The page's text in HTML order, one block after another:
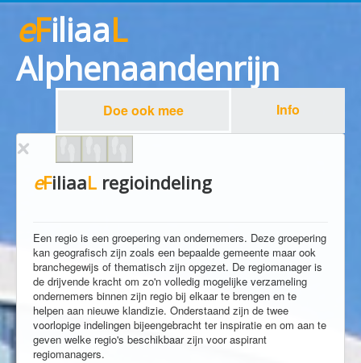
eFiliaaL
Alphenaandenrijn
Doe ook mee Info
eFiliaaL regioindeling
Een regio is een groepering van ondernemers. Deze groepering
kan geografisch zijn zoals een bepaalde gemeente maar ook
branchegewijs of thematisch zijn opgezet. De regiomanager is
de drijvende kracht om zo'n volledig mogelijke verzameling
ondernemers binnen zijn regio bij elkaar te brengen en te
helpen aan nieuwe klandizie. Onderstaand zijn de twee
voorlopige indelingen bijeengebracht ter inspiratie en om aan te
geven welke regio's beschikbaar zijn voor aspirant
regiomanagers.